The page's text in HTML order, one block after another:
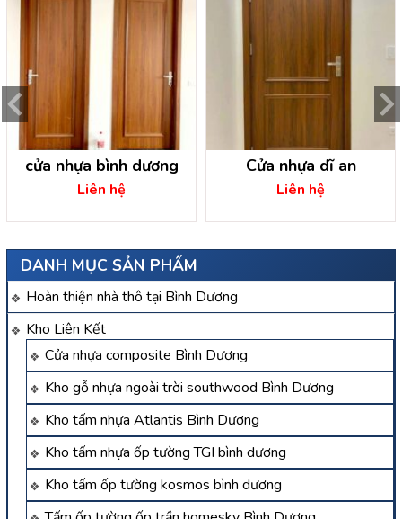
DANH MỤC SẢN PHẨM
Hoàn thiện nhà thô tại Bình Dương
Kho Liên Kết
Cửa nhựa composite Bình Dương
Kho gỗ nhựa ngoài trời southwood Bình Dương
Kho tấm nhựa Atlantis Bình Dương
Kho tấm nhựa ốp tường TGI bình dương
Kho tấm ốp tường kosmos bình dương
cửa nhựa bình dương
Liên hệ
Cửa nhựa dĩ an
Liên hệ